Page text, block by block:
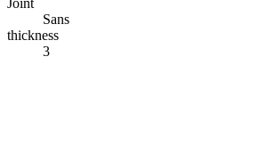
Joint
Sans
thickness
3